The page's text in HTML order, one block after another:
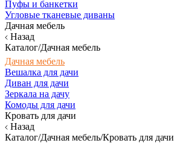
Пуфы и банкетки
Угловые тканевые диваны
Дачная мебель
Назад
Каталог/Дачная мебель
Дачная мебель
Вешалка для дачи
Диван для дачи
Зеркала на дачу
Комоды для дачи
Кровать для дачи
Назад
Каталог/Дачная мебель/Кровать для дачи